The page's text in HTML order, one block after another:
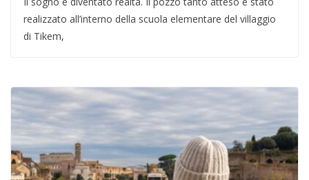
realizzato all’interno della scuola elementare del villaggio
di Tikem,